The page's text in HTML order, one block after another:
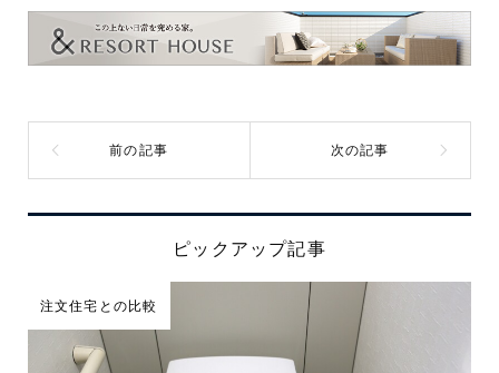
ピックアップ記事
注文住宅との比較